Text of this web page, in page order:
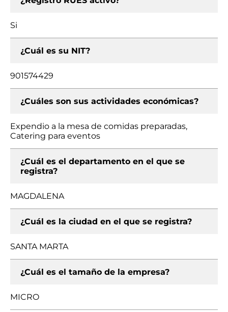
Si
¿Cuál es su NIT?
901574429
¿Cuáles son sus actividades económicas?
Expendio a la mesa de comidas preparadas,
Catering para eventos
¿Cuál es el departamento en el que se
registra?
MAGDALENA
¿Cuál es la ciudad en el que se registra?
SANTA MARTA
¿Cuál es el tamaño de la empresa?
MICRO